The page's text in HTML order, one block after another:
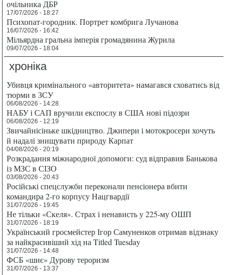
очільника ДБР
17/07/2026 - 18:27
Психопат-городник. Портрет комбрига Лучанова
16/07/2026 - 16:42
Мільярдна гральна імперія громадянина Журила
09/07/2026 - 18:04
хроніка
Убивця кримінального «авторитета» намагався сховатись від
тюрми в ЗСУ
06/08/2026 - 14:28
НАБУ і САП вручили експослу в США нові підозри
06/08/2026 - 12:19
Звичайнісіньке шкідництво. Джипери і мотокросери хочуть
й надалі знищувати природу Карпат
04/08/2026 - 20:19
Розкрадання міжнародної допомоги: суд відправив Банькова
із МЗС в СІЗО
03/08/2026 - 20:43
Російські спецслужби переконали пенсіонера вбити
командира 2-го корпусу Нацгвардії
31/07/2026 - 19:45
Не тільки «Скеля». Страх і ненависть у 225-му ОШП
31/07/2026 - 18:19
Український гросмейстер Ігор Самуненков отримав відзнаку
за найкрасивіший хід на Titled Tuesday
31/07/2026 - 14:48
ФСБ «шиє» Дурову тероризм
31/07/2026 - 13:37